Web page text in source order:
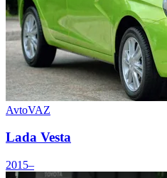
AvtoVAZ
Lada Vesta
2015–